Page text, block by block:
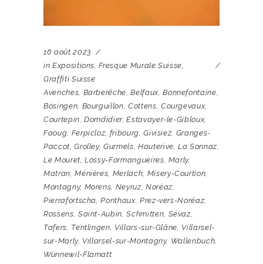
16 août 2023
in Expositions,Fresque Murale Suisse,
Graffiti Suisse
Avenches, Barberêche,Belfaux,Bonnefontaine,
Bösingen, Bourguillon, Cottens, Courgevaux,
Courtepin,Domdidier,Estavayer-le-Gibloux,
Faoug, Ferpicloz, fribourg,Givisiez, Granges-
Paccot,Grolley,Gurmels, Hauterive,La Sonnaz,
Le Mouret,Lossy-Formangueires, Marly,
Matran,Ménières, Merlach, Misery-Courtion,
Montagny, Morens, Neyruz, Noréaz,
Pierrafortscha,Ponthaux, Prez-vers-Noréaz,
Rossens, Saint-Aubin,Schmitten, Sévaz,
Tafers, Tentlingen, Villars-sur-Glâne, Villarsel-
sur-Marly, Villarsel-sur-Montagny, Wallenbuch,
Wünnewil-Flamatt